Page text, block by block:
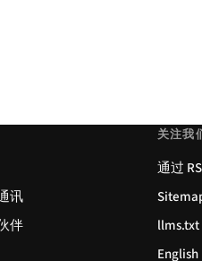
讯
伴
关注我
通过
llms.txt
English